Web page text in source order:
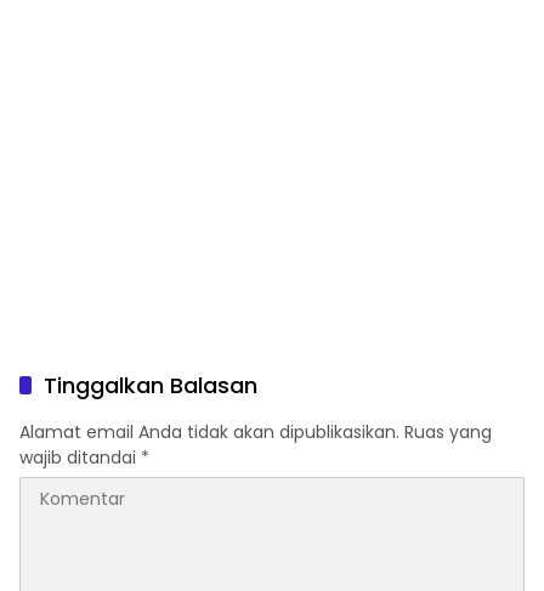
Tinggalkan Balasan
Alamat email Anda tidak akan dipublikasikan. Ruas yang
wajib ditandai *